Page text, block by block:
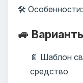
🛠️
🚙
📄 Шаблон
средство